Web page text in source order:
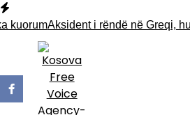
Skip
to
content
Aksident i rëndë në Greqi,